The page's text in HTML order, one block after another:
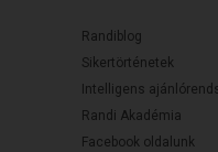
Randiblog
Sikertörténetek
Intelligens
Randi Akadémia
Facebook oldalunk